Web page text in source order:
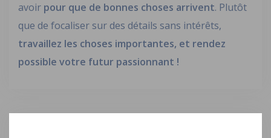
avoir pour que de bonnes choses arrivent. Plutôt
que de focaliser sur des détails sans intérêts,
travaillez les choses importantes, et rendez
possible votre futur passionnant !